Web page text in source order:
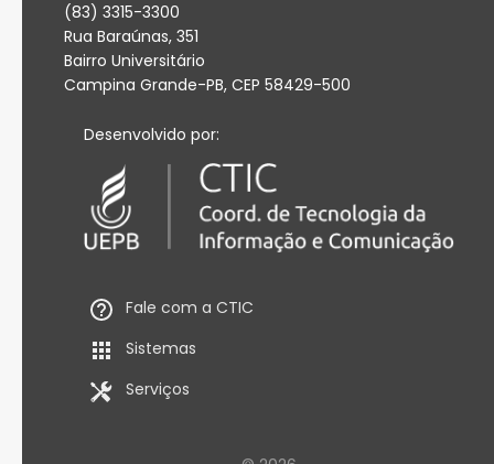
(83) 3315-3300
Rua Baraúnas, 351
Bairro Universitário
Campina Grande-PB, CEP 58429-500
Desenvolvido por:
Fale com a CTIC
Sistemas
Serviços